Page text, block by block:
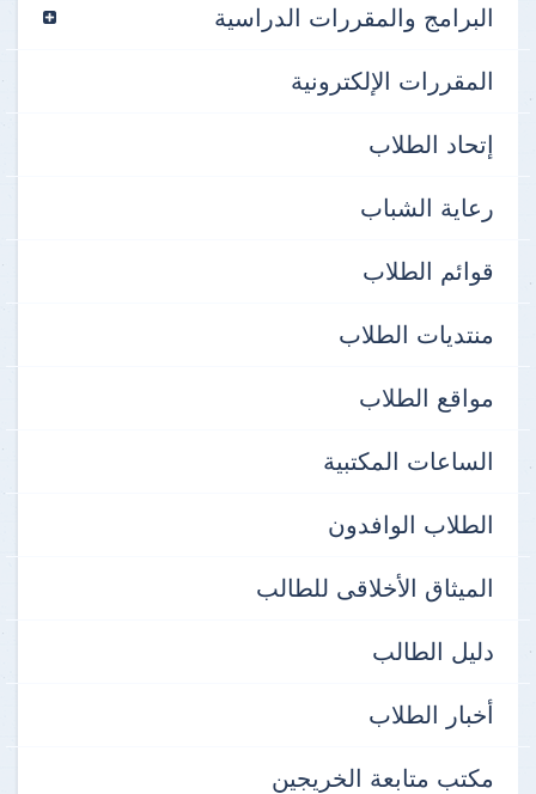
البرامج والمقررات الدراسية
المقررات الإلكترونية
إتحاد الطلاب
رعاية الشباب
قوائم الطلاب
منتديات الطلاب
مواقع الطلاب
الساعات المكتبية
الطلاب الوافدون
الميثاق الأخلاقى للطالب
دليل الطالب
أخبار الطلاب
مكتب متابعة الخريجين